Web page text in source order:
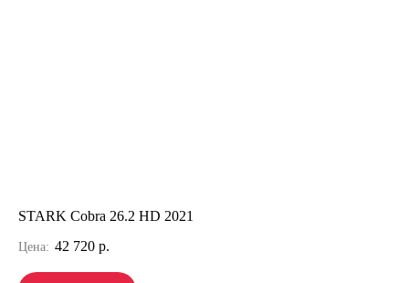
STARK Cobra 26.2 HD 2021
Цена: 42 720 р.